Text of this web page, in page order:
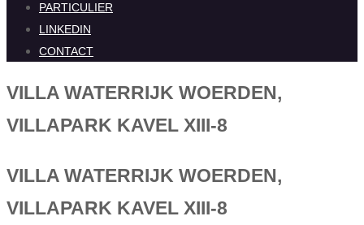
PARTICULIER
LINKEDIN
CONTACT
VILLA WATERRIJK WOERDEN,
VILLAPARK KAVEL XIII-8
VILLA WATERRIJK WOERDEN,
VILLAPARK KAVEL XIII-8